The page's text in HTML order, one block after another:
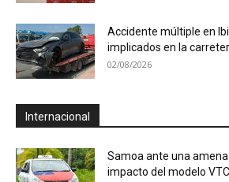
Accidente múltiple en
implicados en la
02/08/2026
Internacional
Samoa ante una
impacto del modelo